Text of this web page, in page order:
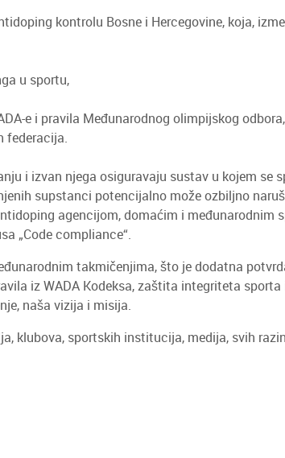
kontrolu Bosne i Hercegovine, koja,
u sportu,
e i pravila Međunarodnog olimpijskog
federacija.
i izvan njega osiguravaju sustav u kojem se
supstanci potencijalno može ozbiljno
agencijom, domaćim i međunarodnim
„Code compliance“.
takmičenjima, što je dodatna
iz WADA Kodeksa, zaštita integriteta
naša vizija i misija.
klubova, sportskih institucija, medija, svih